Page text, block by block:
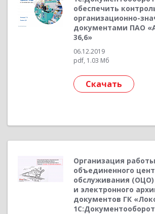
обеспечить
организационно-
документами ПАО
36,6»
06.12.2019
pdf, 1.03 Мб
Скачать
Организация работы
объединенного
обслуживания (ОЦО)
и электронного
документов ГК